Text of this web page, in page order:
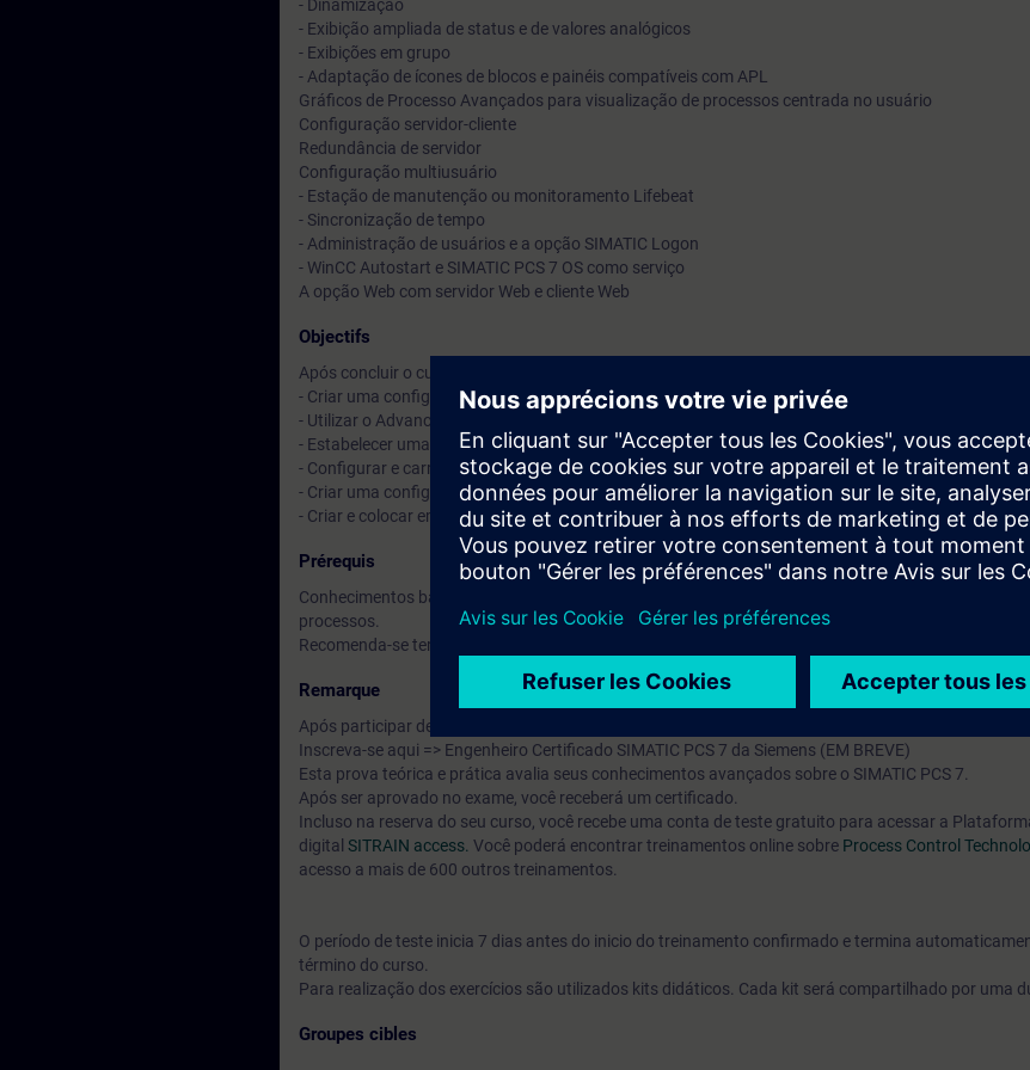
- Dinamização
- Exibição ampliada de status e de valores analógicos
- Exibições em grupo
- Adaptação de ícones de blocos e painéis compatíveis com APL
Gráficos de Processo Avançados para visualização de processos centrada no usuário
Configuração servidor-cliente
Redundância de servidor
Configuração multiusuário
- Estação de manutenção ou monitoramento Lifebeat
- Sincronização de tempo
- Administração de usuários e a opção SIMATIC Logon
- WinCC Autostart e SIMATIC PCS 7 OS como serviço
A opção Web com servidor Web e cliente Web
Objectifs
Após concluir o curso, você será capaz de:
- Criar uma configuração gráfica profissional no WinCC
- Utilizar o Advanced Process Graphics para a visualização de processos centrada no usuário
- Estabelecer uma estrutura servidor-cliente com redundância de servidor
- Configurar e carregar um cliente referenciado
- Criar uma configuração multiusuário com todas as definições necessárias
- Criar e colocar em operação a Web Option com um servidor Web e um cliente Web
Prérequis
Conhecimentos básicos de engenharia elétrica, sistemas de controle e feedback de controle e
processos.
Recomenda-se ter frequentado o curso de sistemas
Remarque
Após participar deste curso, você poderá obter a certificação de “Engenheiro Certificado SIMATIC
Inscreva-se aqui => Engenheiro Certificado SIMATIC PCS 7 da Siemens (EM BREVE)
Esta prova teórica e prática avalia seus conhecimentos avançados sobre o SIMATIC PCS 7.
Após ser aprovado no exame, você receberá um certificado.
Incluso na reserva do seu curso, você recebe uma conta de teste gratuito para acessar a
digital SITRAIN access. Você poderá encontrar treinamentos online sobre Process Control
acesso a mais de 600 outros treinamentos.
O período de teste inicia 7 dias antes do inicio do treinamento confirmado e termina
término do curso.
Para realização dos exercícios são utilizados kits didáticos. Cada kit será compartilhado por uma
Groupes cibles